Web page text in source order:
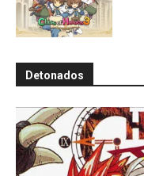
Detonados